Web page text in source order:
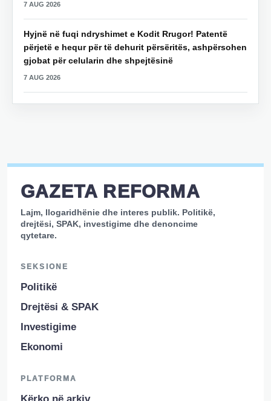
7 AUG 2026
Hyjnë në fuqi ndryshimet e Kodit Rrugor! Patentë
përjetë e hequr për të dehurit përsëritës, ashpërsohen
gjobat për celularin dhe shpejtësinë
7 AUG 2026
GAZETA REFORMA
Lajm, llogaridhënie dhe interes publik. Politikë,
drejtësi, SPAK, investigime dhe denoncime
qytetare.
SEKSIONE
Politikë
Drejtësi & SPAK
Investigime
Ekonomi
PLATFORMA